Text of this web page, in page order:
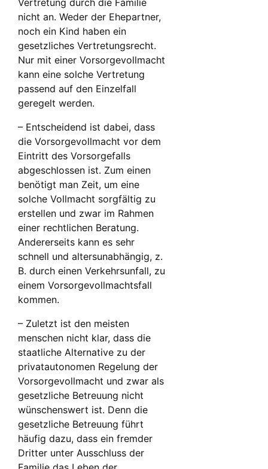
Vertretung durch die Familie
nicht an. Weder der Ehepartner,
noch ein Kind haben ein
gesetzliches Vertretungsrecht.
Nur mit einer Vorsorgevollmacht
kann eine solche Vertretung
passend auf den Einzelfall
geregelt werden.
– Entscheidend ist dabei, dass
die Vorsorgevollmacht vor dem
Eintritt des Vorsorgefalls
abgeschlossen ist. Zum einen
benötigt man Zeit, um eine
solche Vollmacht sorgfältig zu
erstellen und zwar im Rahmen
einer rechtlichen Beratung.
Andererseits kann es sehr
schnell und altersunabhängig, z.
B. durch einen Verkehrsunfall, zu
einem Vorsorgevollmachtsfall
kommen.
– Zuletzt ist den meisten
menschen nicht klar, dass die
staatliche Alternative zu der
privatautonomen Regelung der
Vorsorgevollmacht und zwar als
gesetzliche Betreuung nicht
wünschenswert ist. Denn die
gesetzliche Betreuung führt
häufig dazu, dass ein fremder
Dritter unter Ausschluss der